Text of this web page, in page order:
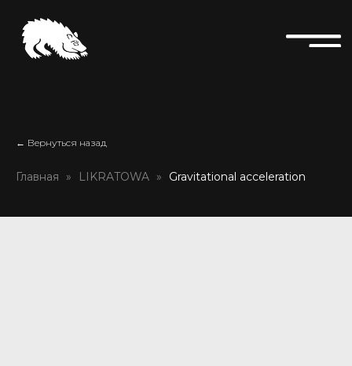
← Вернуться назад
Главная LIKRATOWA Gravitational acceleration